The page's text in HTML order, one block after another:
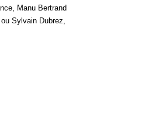
Manu Bertrand
Sylvain Dubrez,